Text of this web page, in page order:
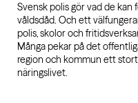
Svensk polis gör vad de
våldsdåd. Och ett
polis, skolor och
Många pekar på det
region och kommun ett
näringslivet.